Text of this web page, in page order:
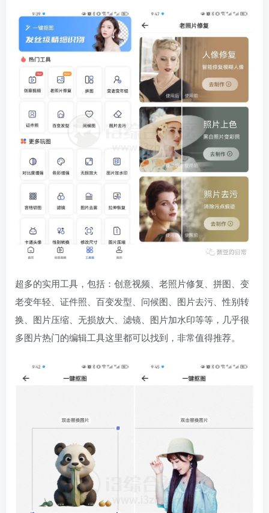
超多的实用工具，包括：创意视频、老照片修复、拼图、变
老变年轻、证件照、百变发型、问候图、图片去污、性别转
换、图片压缩、无损放大、滤镜、图片加水印等等，几乎很
多图片热门的编辑工具这里都可以找到，非常值得推荐。